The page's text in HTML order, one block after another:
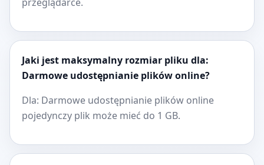
Jaki jest maksymalny rozmiar pliku dla:
Darmowe udostępnianie plików online?
Dla: Darmowe udostępnianie plików online
pojedynczy plik może mieć do 1 GB.